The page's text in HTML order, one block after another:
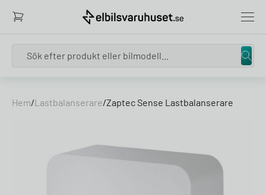
Hem/Lastbalanserare/Zaptec Sense Lastbalanserare